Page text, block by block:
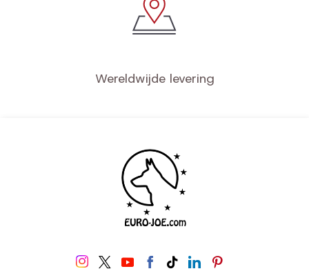
Wereldwijde levering